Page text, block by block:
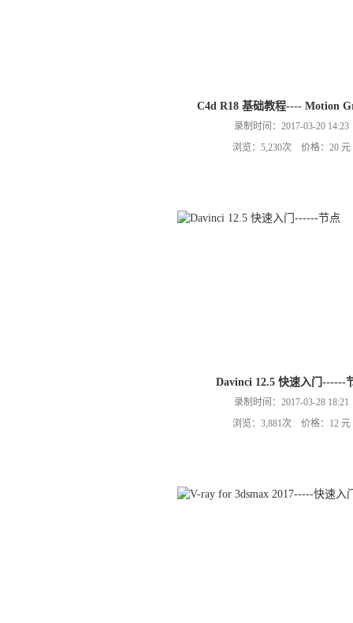
C4d R18 基础教程---- Motion
录制时间：2017-03-20 14:23
浏览：5,230次 价格：20 元
Davinci 12.5 快速入门------
录制时间：2017-03-28 18:21
浏览：3,881次 价格：12 元